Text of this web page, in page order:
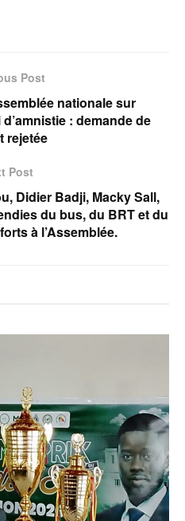
Post
nationale sur
: demande de
rejetée
Post
Didier Badji, Macky Sall,
du bus, du BRT et du
à l’Assemblée.